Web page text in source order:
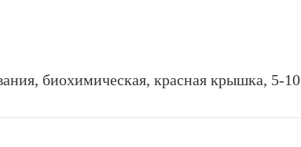
биохимическая, красная крышка, 5-